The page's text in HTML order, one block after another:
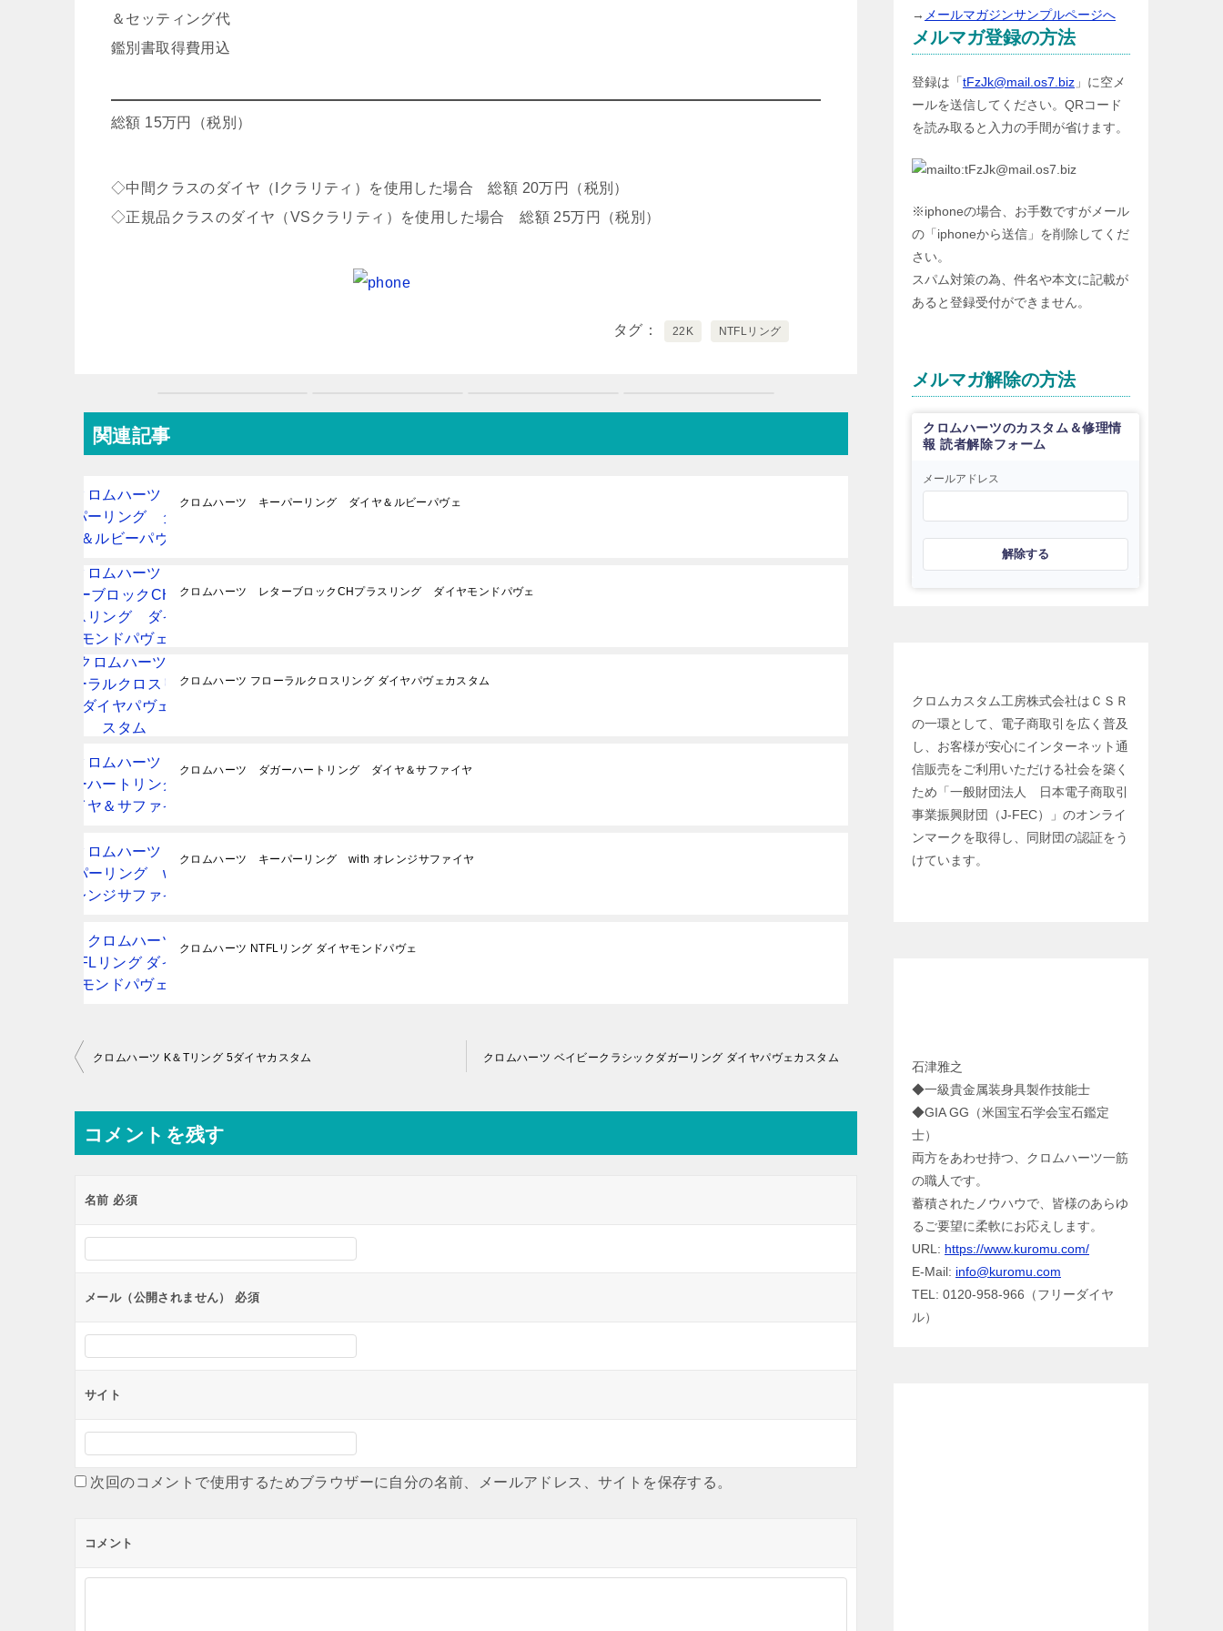
＆セッティング代
鑑別書取得費用込
総額 15万円（税別）
◇中間クラスのダイヤ（Iクラリティ）を使用した場合 総額 20万円（税別）
◇正規品クラスのダイヤ（VSクラリティ）を使用した場合 総額 25万円（税別）
タグ 22K NTFLリング
関連記事
クロムハーツ キーパーリング ダイヤ＆ルビーパヴェ
クロムハーツ レターブロックCHプラスリング ダイヤモンドパヴェ
クロムハーツ フローラルクロスリング ダイヤパヴェカスタム
クロムハーツ ダガーハートリング ダイヤ＆サファイヤ
クロムハーツ キーパーリング with オレンジサファイヤ
クロムハーツ NTFLリング ダイヤモンドパヴェ
投
ナ
ビ
ー
ョ
ン
クロムハーツ K＆Tリング 5ダイヤカスタム クロムハーツ ベイビークラシックダガーリング ダイヤパヴェカスタム
コメントを残す
名前 必須
メール（公開されません） 必須
サイト
次回のコメントで使用するためブラウザーに自分の名前、メールアドレス、サイトを保存する。
コメント
→ メールマガジンサンプルページへ
メルマガ登録の方法
登録は「 tFzJk@mail.os7.biz 」に空メ
ールを送信してください。QRコード
を読み取ると入力の手間が省けます。
※iphoneの場合、お手数ですがメール
の「iphoneから送信」を削除してくだ
さい。
スパム対策の為、件名や本文に記載が
あると登録受付ができません。
メルマガ解除の方法
クロムハーツのカスタム＆修理情
報 読者解除フォーム
メールアドレス
解除する
クロムカスタム工房株式会社はＣＳＲ
の一環として、電子商取引を広く普及
し、お客様が安心にインターネット通
信販売をご利用いただける社会を築く
ため「一般財団法人 日本電子商取引
事業振興財団（J-FEC）」のオンライ
ンマークを取得し、同財団の認証をう
けています。
石津雅之
◆一級貴金属装身具製作技能士
◆GIA GG（米国宝石学会宝石鑑定
士）
両方をあわせ持つ、クロムハーツ一筋
の職人です。
蓄積されたノウハウで、皆様のあらゆ
るご要望に柔軟にお応えします。
URL: https://www.kuromu.com/
E-Mail: info@kuromu.com
TEL: 0120-958-966（フリーダイヤ
ル）